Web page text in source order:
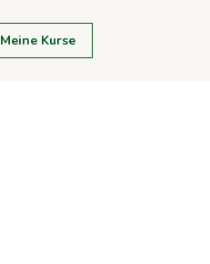
Meine Kurse